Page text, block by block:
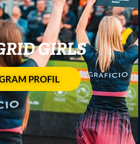
GIRLS
PROFIL